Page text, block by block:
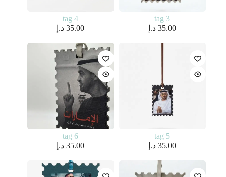
tag 3
35.00 د.إ
tag 4
35.00 د.إ
tag 5
35.00 د.إ
tag 6
35.00 د.إ